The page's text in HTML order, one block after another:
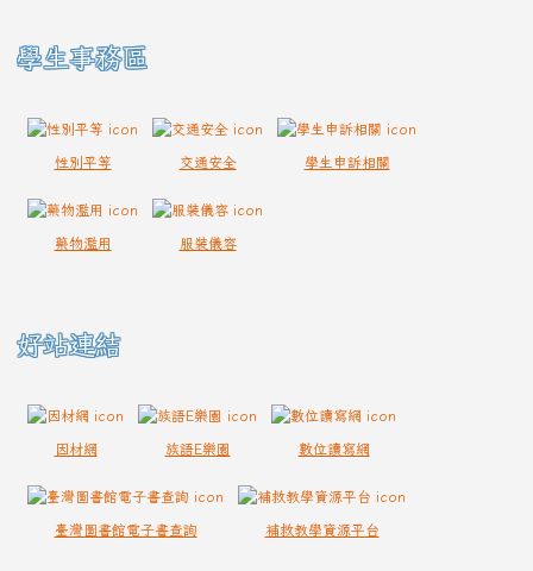
學生事務區
性別平等 交通安全 學生申訴相關
藥物濫用 服裝儀容
好站連結
因材網 族語E樂園 數位讀寫網
臺灣圖書館電子書查詢 補救教學資源平台